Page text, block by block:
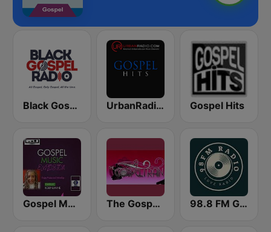
Black Gospel Radio UrbanRadio - Gospel Gospel Hits
Gospel Music Explosion The Gospel Train 98.8 FM Gospel Radio